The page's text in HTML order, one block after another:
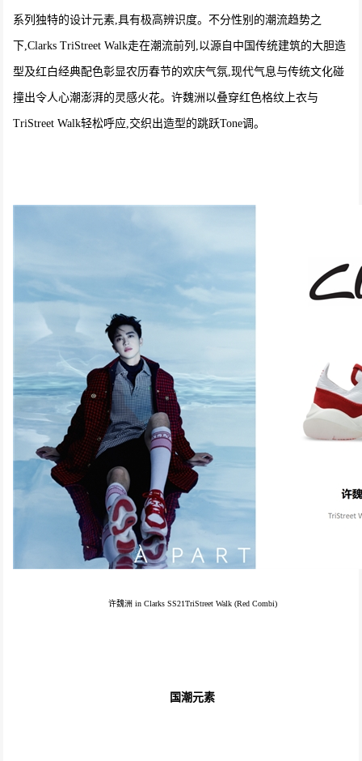
系列独特的设计元素,具有极高辨识度。不分性别的潮流趋势之
下,Clarks TriStreet Walk走在潮流前列,以源自中国传统建筑的大胆造
型及红白经典配色彰显农历春节的欢庆气氛,现代气息与传统文化碰
撞出令人心潮澎湃的灵感火花。许魏洲以叠穿红色格纹上衣与
TriStreet Walk轻松呼应,交织出造型的跳跃Tone调。
许魏洲 in Clarks SS21TriStreet Walk (Red Combi)
国潮元素